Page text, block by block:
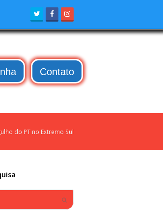
TwitterFacebook
Contato
do PT no Extremo Sul